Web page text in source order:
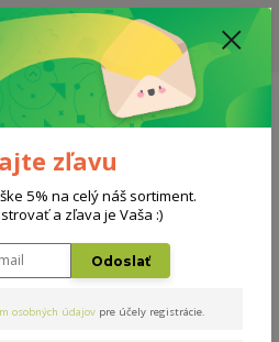
ZA 400€ - CENA MATRACU A ROŠTU
JE AKTUÁLNE 10-15 PRACOVNÝCH
Menu
0
T4 200x200cm
T4 200x200cm
zľavu
5% na celý náš sortiment.
a zľava je Vaša :)
Odoslať
osobných údajov pre účely registrácie.